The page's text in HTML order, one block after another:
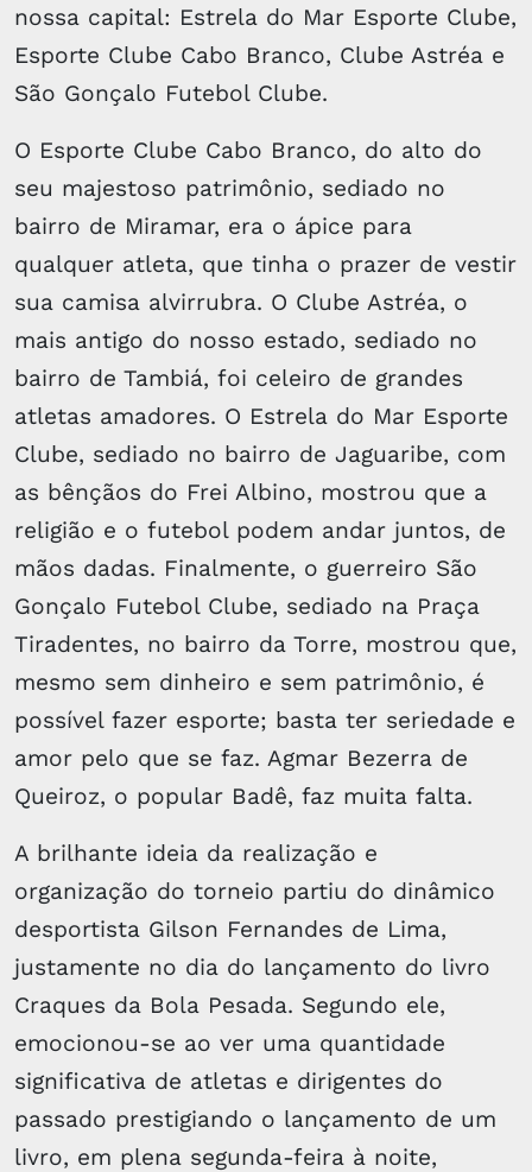
nossa capital: Estrela do Mar Esporte Clube,
Esporte Clube Cabo Branco, Clube Astréa e
São Gonçalo Futebol Clube.
O Esporte Clube Cabo Branco, do alto do
seu majestoso patrimônio, sediado no
bairro de Miramar, era o ápice para
qualquer atleta, que tinha o prazer de vestir
sua camisa alvirrubra. O Clube Astréa, o
mais antigo do nosso estado, sediado no
bairro de Tambiá, foi celeiro de grandes
atletas amadores. O Estrela do Mar Esporte
Clube, sediado no bairro de Jaguaribe, com
as bênçãos do Frei Albino, mostrou que a
religião e o futebol podem andar juntos, de
mãos dadas. Finalmente, o guerreiro São
Gonçalo Futebol Clube, sediado na Praça
Tiradentes, no bairro da Torre, mostrou que,
mesmo sem dinheiro e sem patrimônio, é
possível fazer esporte; basta ter seriedade e
amor pelo que se faz. Agmar Bezerra de
Queiroz, o popular Badê, faz muita falta.
A brilhante ideia da realização e
organização do torneio partiu do dinâmico
desportista Gilson Fernandes de Lima,
justamente no dia do lançamento do livro
Craques da Bola Pesada. Segundo ele,
emocionou-se ao ver uma quantidade
significativa de atletas e dirigentes do
passado prestigiando o lançamento de um
livro, em plena segunda-feira à noite,